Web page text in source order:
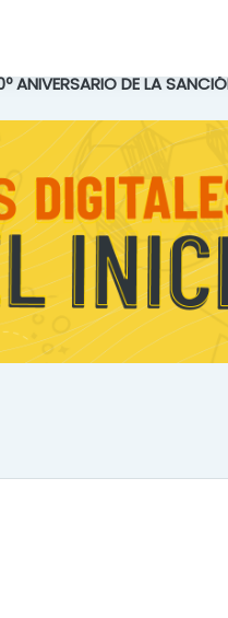
ANIVERSARIO DE LA